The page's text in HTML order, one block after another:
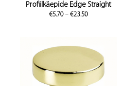
Profiilkäepide Edge Straight
€5.70 – €23.50Price